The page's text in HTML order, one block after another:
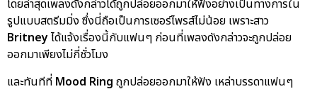
โดยล่าสุดเพลงดังกล่าวได้ถูกปล่อยออกมาให้ฟังอย่างเป็นทางการใน
รูปแบบสตรีมมิ่ง ซึ่งนี่ถือเป็นการเซอร์ไพรส์ไม่น้อย เพราะสาว
Britneyได้แจ้งเรื่องนี้กับแฟนๆ ก่อนที่เพลงดังกล่าวจะถูกปล่อย
ออกมาเพียงไม่กี่ชั่วโมง
และทันทีที่ Mood Ring ถูกปล่อยออกมาให้ฟัง เหล่าบรรดาแฟนๆ